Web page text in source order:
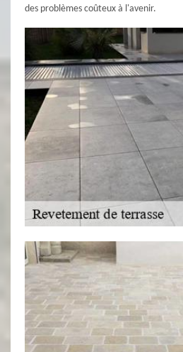
des problèmes coûteux à l'avenir.